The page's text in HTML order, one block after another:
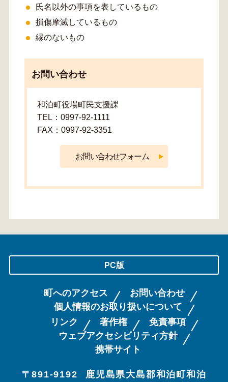
氏名以外の事項を表しているもの
損傷摩滅しているもの
縁のないもの
お問い合わせ
和泊町役場町民支援課
TEL：0997-92-1111
FAX：0997-92-3351
PC版
町へのアクセス
お問い合わせ
個人情報のお取り扱いについて
リンク
著作権
免責事項
ウェブアクセシビリティ方針
携帯サイト
〒891-9192 鹿児島県大島郡和泊町和泊